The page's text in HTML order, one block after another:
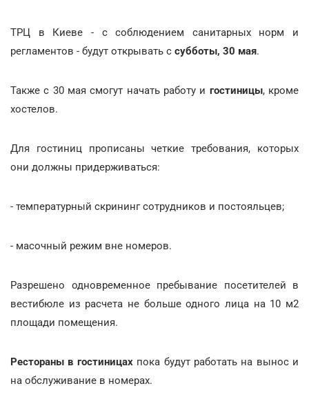
ТРЦ в Киеве - с соблюдением санитарных норм и
регламентов - будут открывать с субботы, 30 мая.
Также с 30 мая смогут начать работу и гостиницы, кроме
хостелов.
Для гостиниц прописаны четкие требования, которых
они должны придерживаться:
- температурный скрининг сотрудников и постояльцев;
- масочный режим вне номеров.
Разрешено одновременное пребывание посетителей в
вестибюле из расчета не больше одного лица на 10 м2
площади помещения.
Рестораны в гостиницахпока будут работать на вынос и
на обслуживание в номерах.